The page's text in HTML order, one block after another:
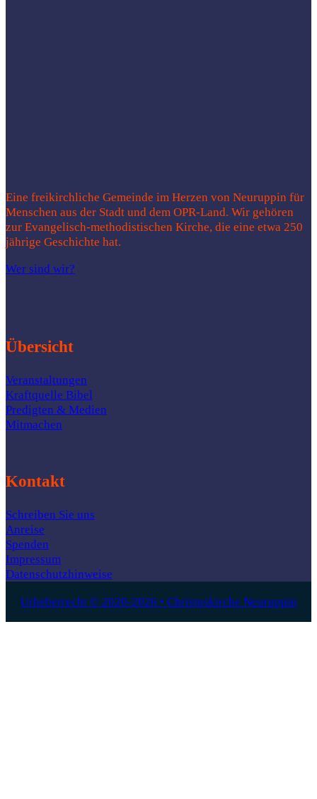
Eine freikirchliche Gemeinde im Herzen von Neuruppin für
Menschen aus der Stadt und dem OPR-Land. Wir gehören
zur Evangelisch-methodistischen Kirche, die eine etwa 250
jährige Geschichte hat.
Wer sind wir?
Übersicht
Veranstaltungen
Kraftquelle Bibel
Predigten & Medien
Mitmachen
Kontakt
Schreiben Sie uns
Anreise
Spenden
Impressum
Datenschutzhinweise
Urheberrecht © 2020-2026 • Christuskirche Neuruppin